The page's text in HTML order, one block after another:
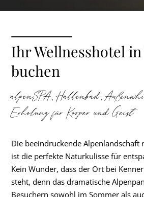
Ihr Wellnesshotel
buchen
alpenSPA, Hallenbad,
Erholung für Körper und Geist
Die beeindruckende
ist die perfekte Naturkulisse für
Kein Wunder, dass der Ort bei
steht, denn das dramatische
Besuchern sowohl im Sommer als